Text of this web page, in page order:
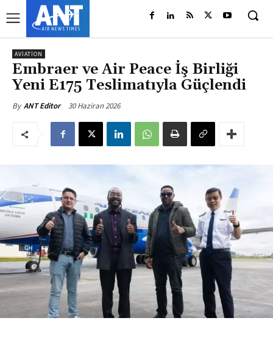
AVIATION
Embraer ve Air Peace İş Birliği
Yeni E175 Teslimatıyla Güçlendi
By ANT Editor 30 Haziran 2026